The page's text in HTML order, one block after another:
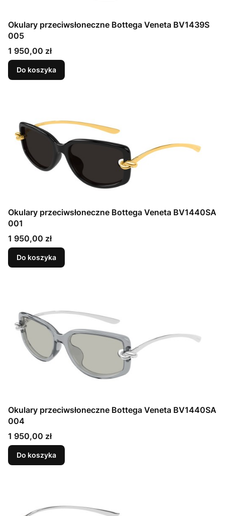
Okulary przeciwsłoneczne Bottega Veneta BV1439S
005
Cena
1 950,00 zł
Do koszyka
Okulary przeciwsłoneczne Bottega Veneta BV1440SA
001
Cena
1 950,00 zł
Do koszyka
Okulary przeciwsłoneczne Bottega Veneta BV1440SA
004
Cena
1 950,00 zł
Do koszyka